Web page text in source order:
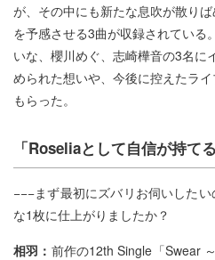
が、その中にも新たな息吹が散り
を予感させる3曲が収録されている
いな、櫻川めぐ、志崎樺音の3名に
められた想いや、今後に控えたラ
もらった。
「Roseliaとして自信が持て
−−−まず最初にズバリお伺いした
な1枚に仕上がりましたか？
相羽： 前作の12th Single「Swear